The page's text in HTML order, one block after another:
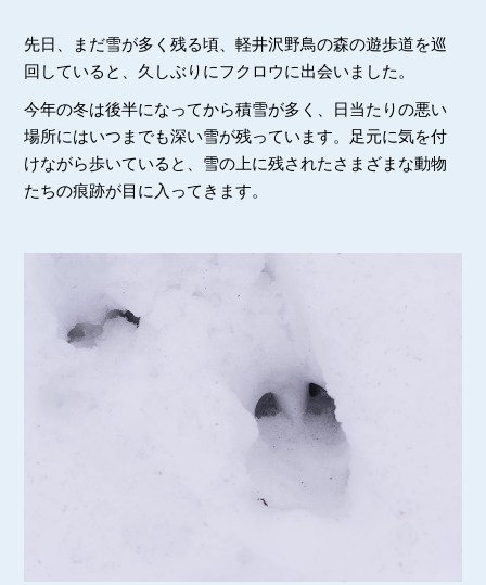
先日、まだ雪が多く残る頃、軽井沢野鳥の森の遊歩道を巡
回していると、久しぶりにフクロウに出会いました。
今年の冬は後半になってから積雪が多く、日当たりの悪い
場所にはいつまでも深い雪が残っています。足元に気を付
けながら歩いていると、雪の上に残されたさまざまな動物
たちの痕跡が目に入ってきます。